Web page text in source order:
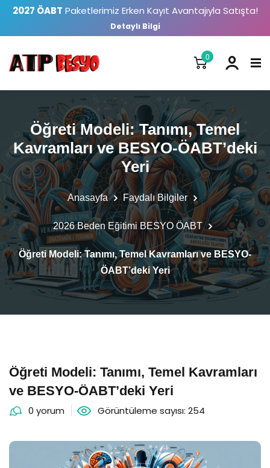
2027 ÖABT Paketlerimiz Erken Kayıt Avantajıyla Satışta!
Detaylı Bilgi
0
Öğreti Modeli: Tanımı, Temel
Kavramları ve BESYO-ÖABT’deki
Yeri
Anasayfa Faydalı Bilgiler
2026 Beden Eğitimi BESYO ÖABT
Öğreti Modeli: Tanımı, Temel Kavramları ve BESYO-
ÖABT’deki Yeri
Öğreti Modeli: Tanımı, Temel Kavramları
ve BESYO-ÖABT’deki Yeri
0 yorum Görüntüleme sayısı: 254